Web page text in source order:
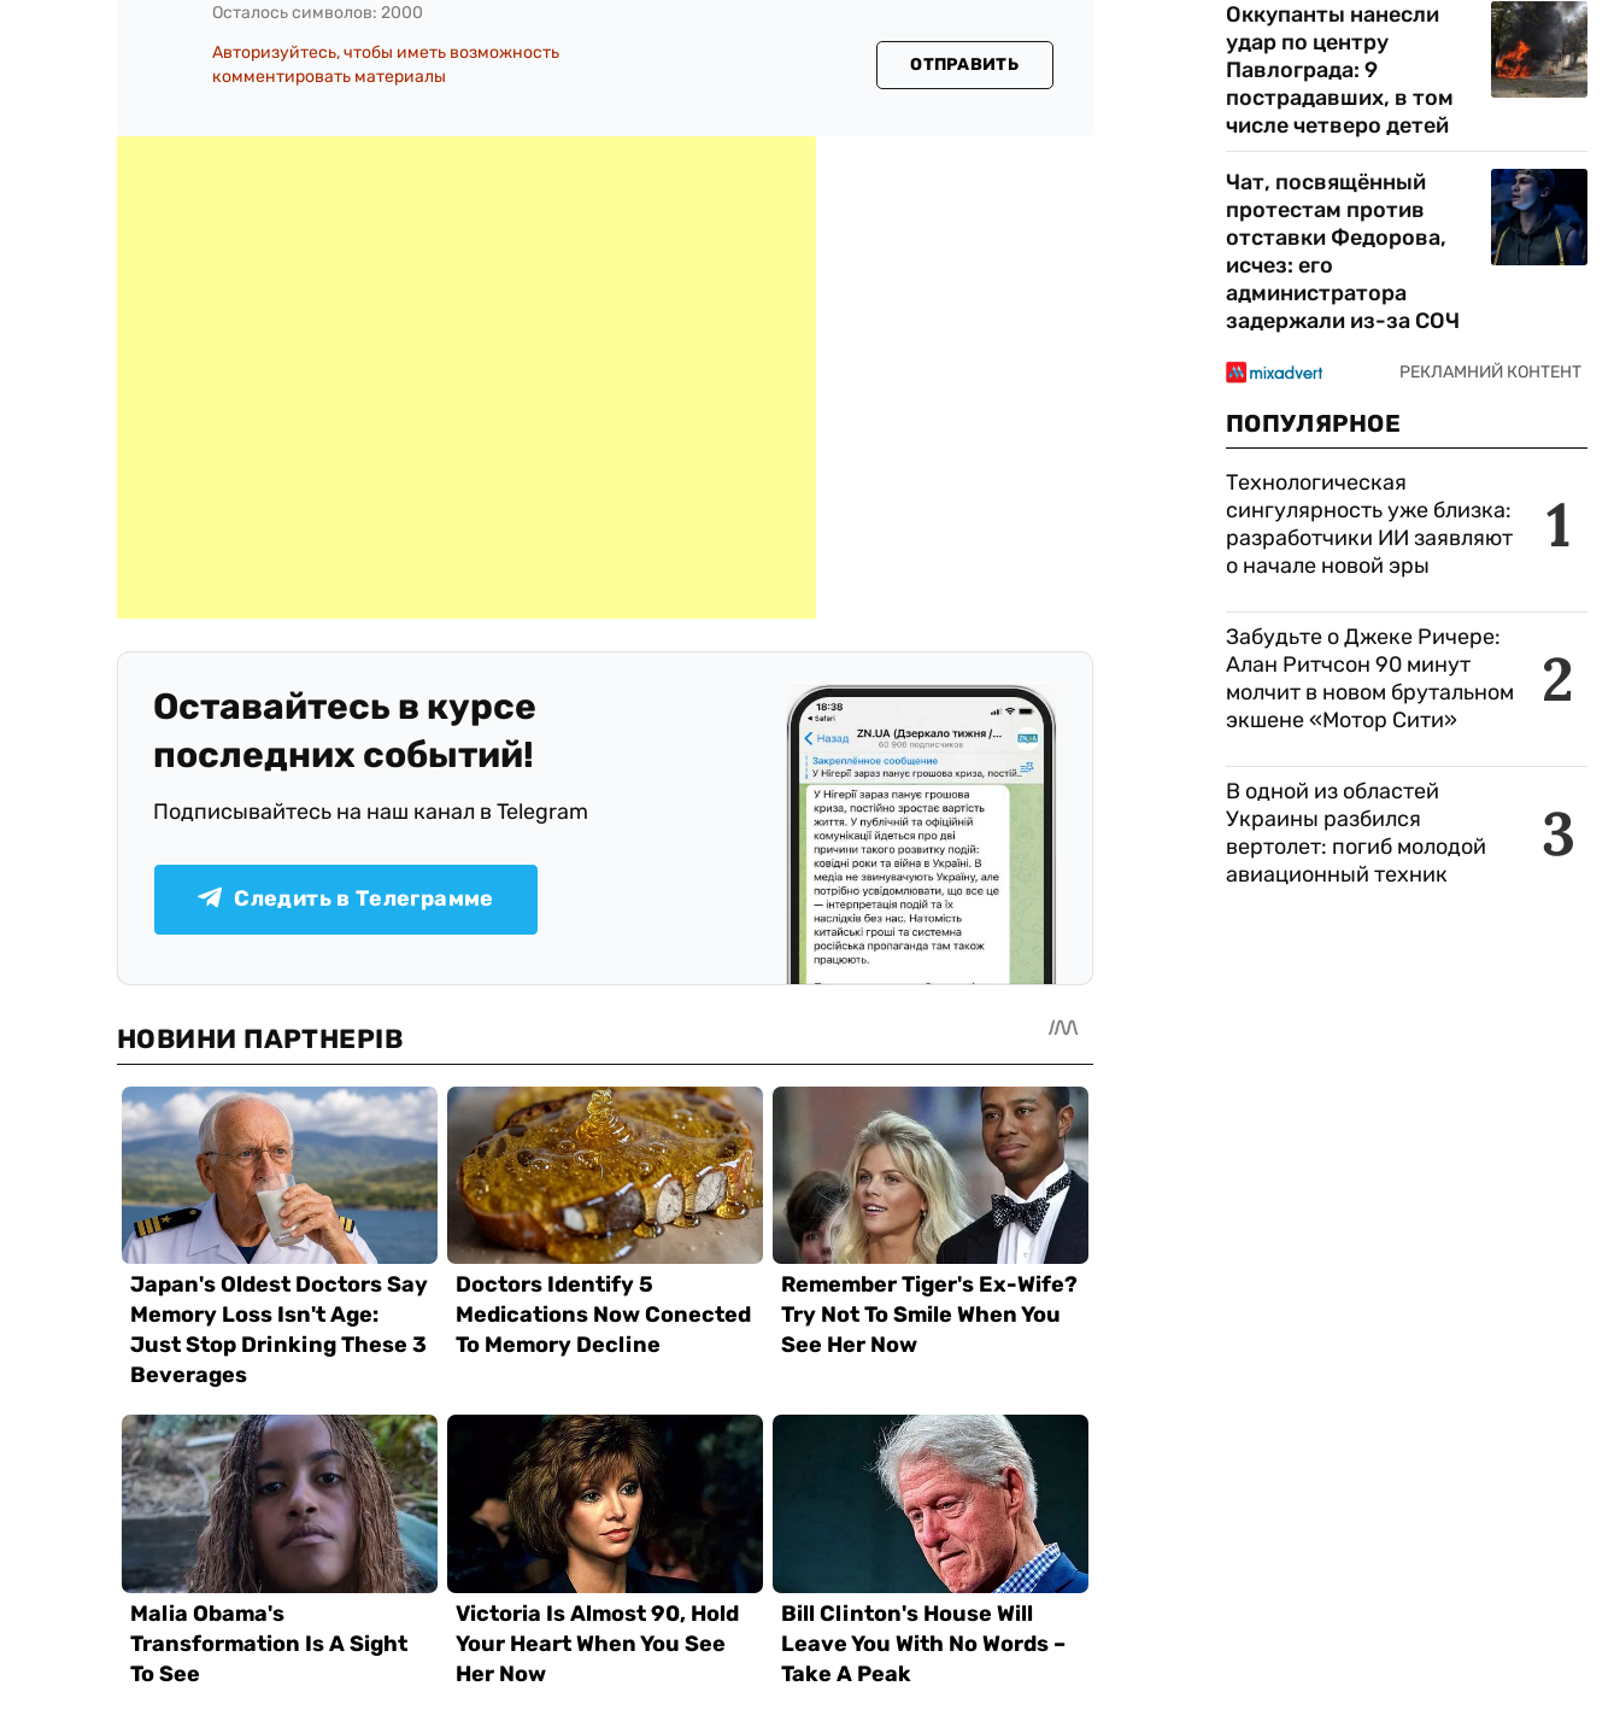
Осталось символов: 2000
Авторизуйтесь, чтобы иметь возможность
комментировать материалы
ОТПРАВИТЬ
Оставайтесь в курсе
последних событий!
Подписывайтесь на наш канал в Telegram
Следить в Телеграмме
Оккупанты нанесли
удар по центру
Павлограда: 9
пострадавших, в том
числе четверо детей
Чат, посвящённый
протестам против
отставки Федорова,
исчез: его
администратора
задержали из-за СОЧ
ПОПУЛЯРНОЕ
1
Технологическая
сингулярность уже близка:
разработчики ИИ заявляют
о начале новой эры
2
Забудьте о Джеке Ричере:
Алан Ритчсон 90 минут
молчит в новом брутальном
экшене «Мотор Сити»
3
В одной из областей
Украины разбился
вертолет: погиб молодой
авиационный техник